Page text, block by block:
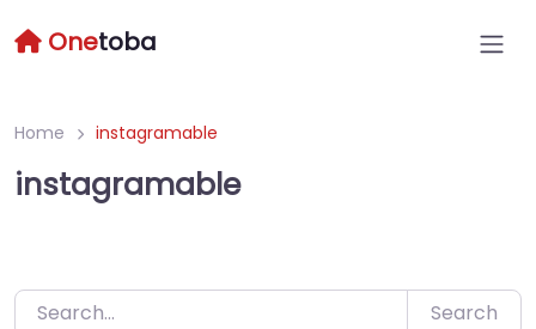
to
Onetoba
Home instagramable
instagramable
Search